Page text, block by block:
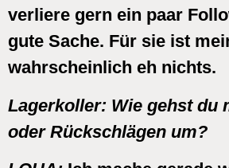
verliere gern ein paar
gute Sache. Für sie ist
wahrscheinlich eh nichts.
Lagerkoller: Wie gehst du
oder Rückschlägen um?